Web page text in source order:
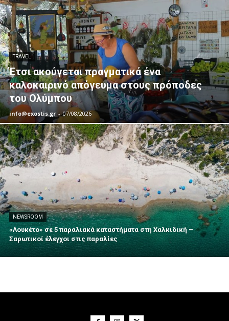
TRAVEL
Έτσι ακούγεται πραγματικά ένα
καλοκαιρινό απόγευμα στους πρόποδες
του Ολύμπου
info@exostis.gr - 07/08/2026
NEWSROOM
«Λουκέτο» σε 5 παραλιακά καταστήματα στη Χαλκιδική –
Σαρωτικοί έλεγχοι στις παραλίες